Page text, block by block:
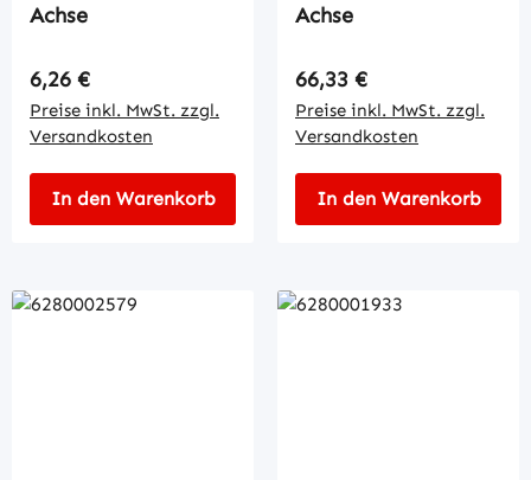
Achse
Regulärer Preis:
6,26 €
Preise inkl. MwSt. zzgl.
Versandkosten
In den Warenkorb
Achse
Regulärer Preis:
66,33 €
Preise inkl. MwSt. zzgl.
Versandkosten
In den Warenkorb